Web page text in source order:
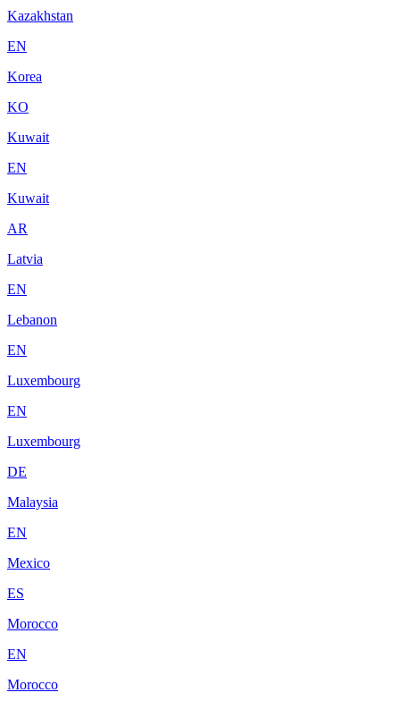
Kazakhstan
EN
Korea
KO
Kuwait
EN
Kuwait
AR
Latvia
EN
Lebanon
EN
Luxembourg
EN
Luxembourg
DE
Malaysia
EN
Mexico
ES
Morocco
EN
Morocco